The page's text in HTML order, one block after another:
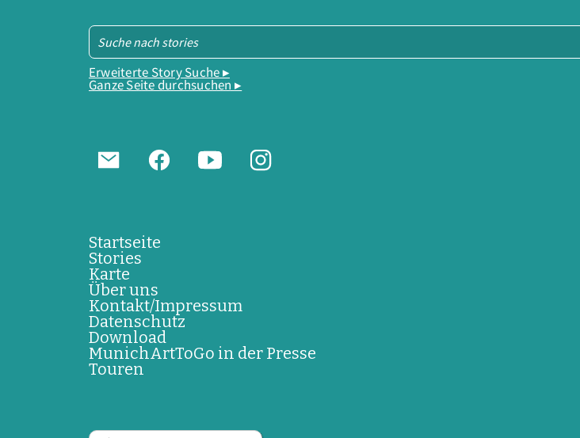
Erweiterte Story Suche ▸
Ganze Seite durchsuchen ▸
Startseite
Stories
Karte
Über uns
Kontakt/Impressum
Datenschutz
Download
MunichArtToGo in der Presse
Touren